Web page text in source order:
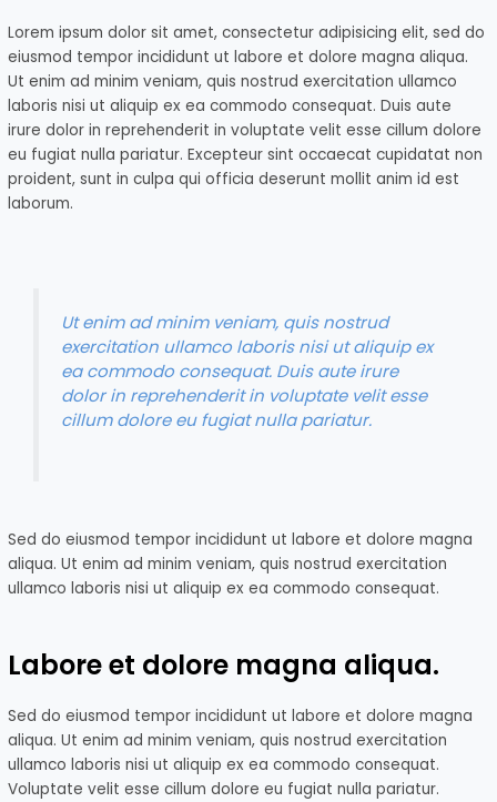
Lorem ipsum dolor sit amet, consectetur adipisicing elit, sed do
eiusmod tempor incididunt ut labore et dolore magna aliqua.
Ut enim ad minim veniam, quis nostrud exercitation ullamco
laboris nisi ut aliquip ex ea commodo consequat. Duis aute
irure dolor in reprehenderit in voluptate velit esse cillum dolore
eu fugiat nulla pariatur. Excepteur sint occaecat cupidatat non
proident, sunt in culpa qui officia deserunt mollit anim id est
laborum.
Ut enim ad minim veniam, quis nostrud
exercitation ullamco laboris nisi ut aliquip ex
ea commodo consequat. Duis aute irure
dolor in reprehenderit in voluptate velit esse
cillum dolore eu fugiat nulla pariatur.
Sed do eiusmod tempor incididunt ut labore et dolore magna
aliqua. Ut enim ad minim veniam, quis nostrud exercitation
ullamco laboris nisi ut aliquip ex ea commodo consequat.
Labore et dolore magna aliqua.
Sed do eiusmod tempor incididunt ut labore et dolore magna
aliqua. Ut enim ad minim veniam, quis nostrud exercitation
ullamco laboris nisi ut aliquip ex ea commodo consequat.
Voluptate velit esse cillum dolore eu fugiat nulla pariatur.